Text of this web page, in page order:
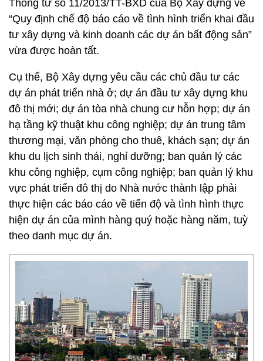
Thông tư số 11/2013/TT-BXD của Bộ Xây dựng về
“Quy định chế độ báo cáo về tình hình triển khai đầu
tư xây dựng và kinh doanh các dự án bất động sản”
vừa được hoàn tất.
Cụ thể, Bộ Xây dựng yêu cầu các chủ đầu tư các
dự án phát triển nhà ở; dự án đầu tư xây dựng khu
đô thị mới; dự án tòa nhà chung cư hỗn hợp; dự án
hạ tầng kỹ thuật khu công nghiệp; dự án trung tâm
thương mại, văn phòng cho thuê, khách sạn; dự án
khu du lịch sinh thái, nghỉ dưỡng; ban quản lý các
khu công nghiệp, cụm công nghiệp; ban quản lý khu
vực phát triển đô thị do Nhà nước thành lập phải
thực hiện các báo cáo về tiến độ và tình hình thực
hiện dự án của mình hàng quý hoặc hàng năm, tuỳ
theo danh mục dự án.